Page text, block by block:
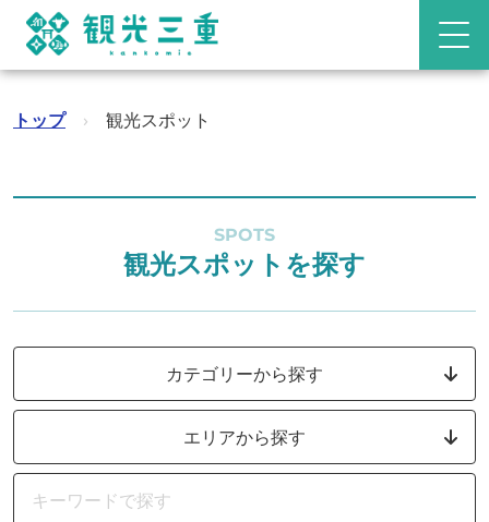
トップ › 観光スポット
SPOTS
観光スポットを探す
カテゴリーから探す
エリアから探す